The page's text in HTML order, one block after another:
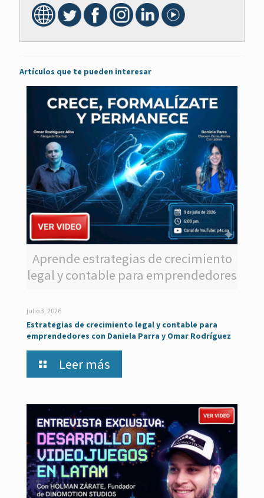
Artículos que te pueden interesar
Aprende estrategias de crecimiento
legal y contable para emprendedores
julio 3, 2026
Estrategias de crecimiento legal y contable para
emprendedores con Daniela Parra y Omar Rodríguez
Leer más